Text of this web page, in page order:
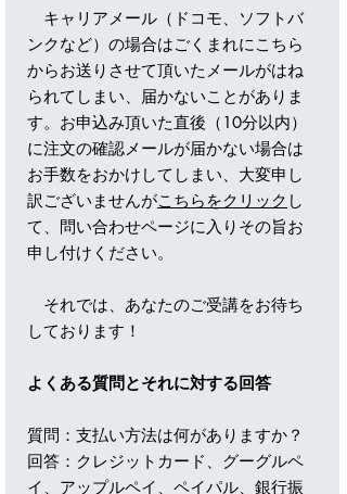
キャリアメール（ドコモ、ソフトバ
ンクなど）の場合はごくまれにこちら
からお送りさせて頂いたメールがはね
られてしまい、届かないことがありま
す。お申込み頂いた直後（10分以内）
に注文の確認メールが届かない場合は
お手数をおかけしてしまい、大変申し
訳ございませんがこちらをクリック し
て、問い合わせページに入りその旨お
申し付けください。
それでは、あなたのご受講をお待ち
しております！
よくある質問とそれに対する回答
質問：支払い方法は何がありますか？
回答：クレジットカード、グーグルペ
イ、アップルペイ、ペイパル、銀行振